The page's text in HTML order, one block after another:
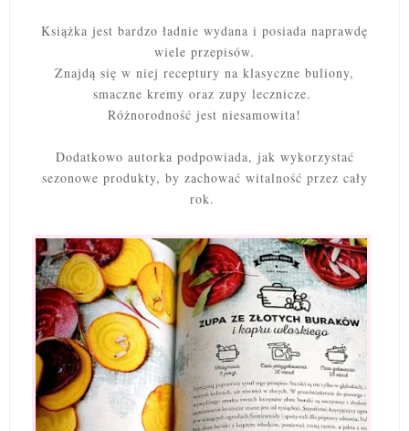
Książka jest bardzo ładnie wydana i posiada naprawdę
wiele przepisów.
Znajdą się w niej receptury na klasyczne buliony,
smaczne kremy oraz zupy lecznicze.
Różnorodność jest niesamowita!
Dodatkowo autorka podpowiada, jak wykorzystać
sezonowe produkty, by zachować witalność przez cały
rok.